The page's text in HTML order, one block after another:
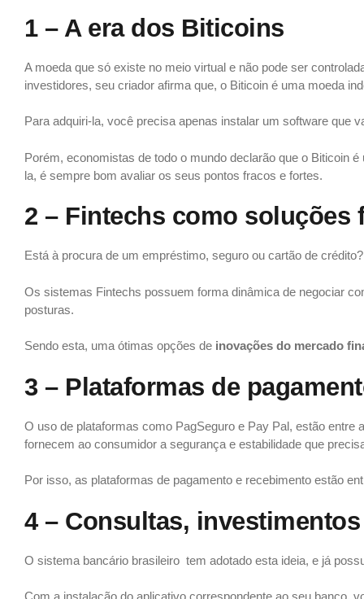
1 – A era dos Biticoins
A moeda que só existe no meio virtual e não pode ser
investidores, seu criador afirma que, o Biticoin é uma moeda
Para adquiri-la, você precisa apenas instalar um software que
Porém, economistas de todo o mundo declarão que o Biticoin
la, é sempre bom avaliar os seus pontos fracos e fortes.
2 – Fintechs como soluções
Está à procura de um empréstimo, seguro ou cartão de
Os sistemas Fintechs possuem forma dinâmica de negociar
posturas.
Sendo esta, uma ótimas opções de inovações do mercado
3 – Plataformas de
O uso de plataformas como PagSeguro e Pay Pal, estão
fornecem ao consumidor a segurança e estabilidade que
Por isso, as plataformas de pagamento e recebimento estão
4 – Consultas,
O sistema bancário brasileiro tem adotado esta ideia, e já
Com a instalação do aplicativo correspondente ao seu banco,